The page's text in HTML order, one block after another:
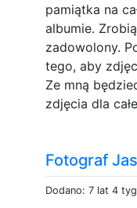
pamiątka na
albumie.
zadowolony.
tego, aby
Ze mną
zdjęcia dla
Fotograf
Dodano: 7 lat 4